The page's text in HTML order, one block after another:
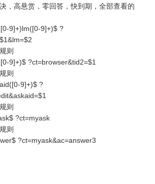
，高悬赏，零回答，快到期，全部查看的
9]+)lm([0-9]+)$ ?
则
9]+)$ ?ct=browser&tid2=$1
则
9]+)$ ?
则
?ct=myask
则
?ct=myask&ac=answer3